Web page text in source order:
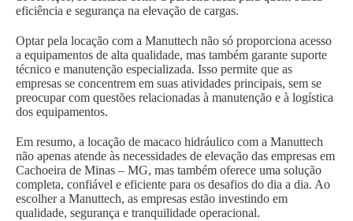
eficiência e segurança na elevação de cargas.
Optar pela locação com a Manuttech não só proporciona acesso
a equipamentos de alta qualidade, mas também garante suporte
técnico e manutenção especializada. Isso permite que as
empresas se concentrem em suas atividades principais, sem se
preocupar com questões relacionadas à manutenção e à logística
dos equipamentos.
Em resumo, a locação de macaco hidráulico com a Manuttech
não apenas atende às necessidades de elevação das empresas em
Cachoeira de Minas – MG, mas também oferece uma solução
completa, confiável e eficiente para os desafios do dia a dia. Ao
escolher a Manuttech, as empresas estão investindo em
qualidade, segurança e tranquilidade operacional.